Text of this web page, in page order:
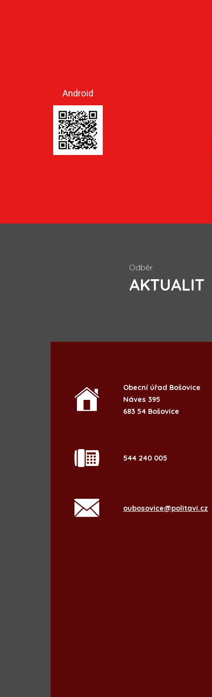
Android
Odběr
AKTUALIT
Obecní úřad Bošovice
Náves 395
683 54 Bošovice
544 240 005
oubosovice@politavi.cz